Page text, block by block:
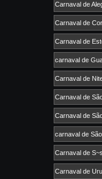
Carnaval de
Carnaval de
Carnaval de
carnaval de
Carnaval de
Carnaval de
Carnaval de
carnaval de
Carnaval de
Carnaval de